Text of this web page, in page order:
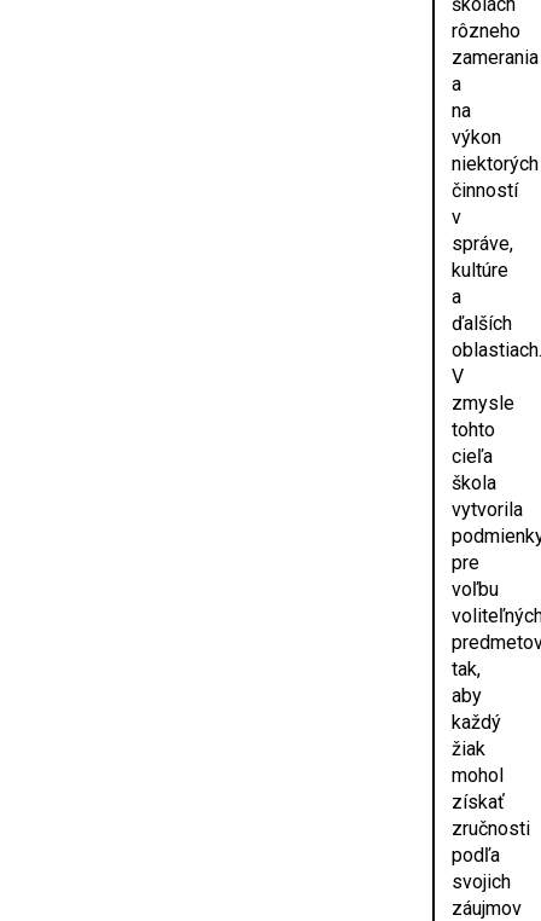
rôzneho
zamerania
a
na
výkon
niektorých
činností
v
správe,
kultúre
a
ďalších
oblastiach.
V
zmysle
tohto
cieľa
škola
vytvorila
pre
voľbu
tak,
aby
každý
žiak
mohol
získať
zručnosti
podľa
svojich
záujmov